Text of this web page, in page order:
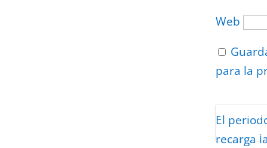
Web
para la
El
recarga
Protegidos por